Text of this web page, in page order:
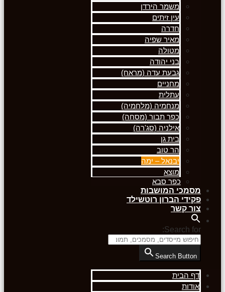
משמר הירדן
עין זיתים
חדרה
מאיר שפיה
מטולה
בני יהודה
גבעת עדה (מראח)
מחניים
עתלית
מנחמיה (מלחמיה)
כפר תבור (מסחה)
אילניה (סג'רה)
בית גן
הר טוב
יבנאל – ימה
מוצא
כפר סבא
מסמכי המושבות
פקידי הברון רוטשילד
צור קשר
Search for:
Search Button
דף הבית
אודות